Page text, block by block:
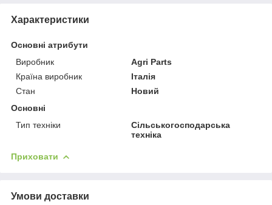
Характеристики
Основні атрибути
Виробник
Agri Parts
Країна виробник
Італія
Стан
Новий
Основні
Тип техніки
Сільськогосподарська
техніка
Приховати
Умови доставки